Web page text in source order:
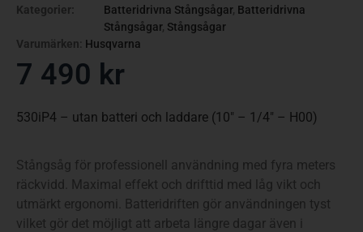
Kategorier:
Batteridrivna Stångsågar, Batteridrivna
Stångsågar, Stångsågar
Varumärken Husqvarna
7 490 kr
530iP4 – utan batteri och laddare (10″ – 1/4″ – H00)
Stångsåg för professionell användning med fyra meters
räckvidd. Maximal effekt och drifttid med låg vikt och
utmärkt ergonomi. Batteridriften gör användningen tyst
vilket gör det möjligt att arbeta längre dagar även i